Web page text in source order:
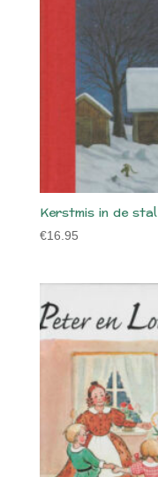
Kerstmis in de stal
€16.95